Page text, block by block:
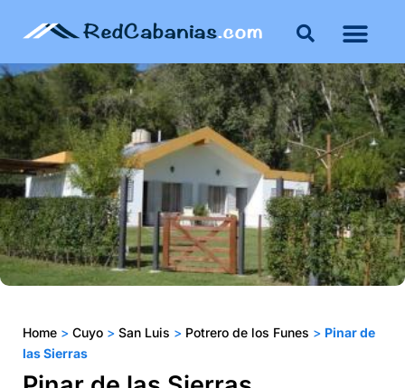
Home > Cuyo > San Luis > Potrero de los Funes > Pinar de
las Sierras